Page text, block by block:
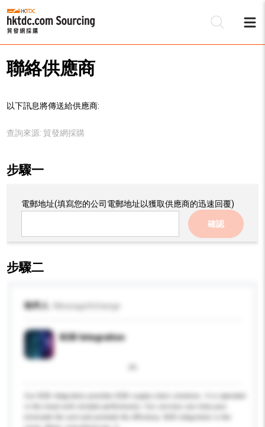
聯絡供應商
以下訊息將傳送給供應商:
查詢來源: 貿發網採購
步驟一
電郵地址(填寫您的公司電郵地址以獲取供應商的迅速回覆)
確認
步驟二
收件人
B2B Integration
Our B2B integration provides B2B supply chain solutions. It is operated